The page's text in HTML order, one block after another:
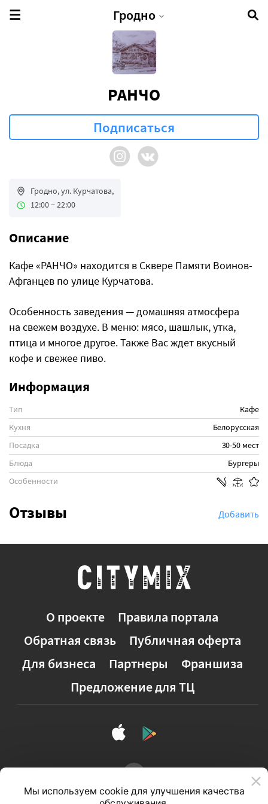
Гродно
РАНЧО
Гродно, ул. Курчатова,
12:00 − 22:00
Описание
Кафе «РАНЧО» находится в Сквере Памяти Воинов-
Афганцев по улице Курчатова.
Особенность заведения — домашняя атмосфера
на свежем воздухе. В меню: мясо, шашлык, утка,
птица и многое другое. Также Вас ждет вкусный
кофе и свежее пиво.
Информация
Тип
Кафе
Кухня
Белорусская
Посадка
30-50 мест
Блюда
Бургеры
Особенности
Добавить
Отзывы
О проекте
Правила портала
Обратная связь
Публичная оферта
Для бизнеса
Партнеры
Франшиза
Предложение для ТЦ
Мы используем cookie для улучшения качества